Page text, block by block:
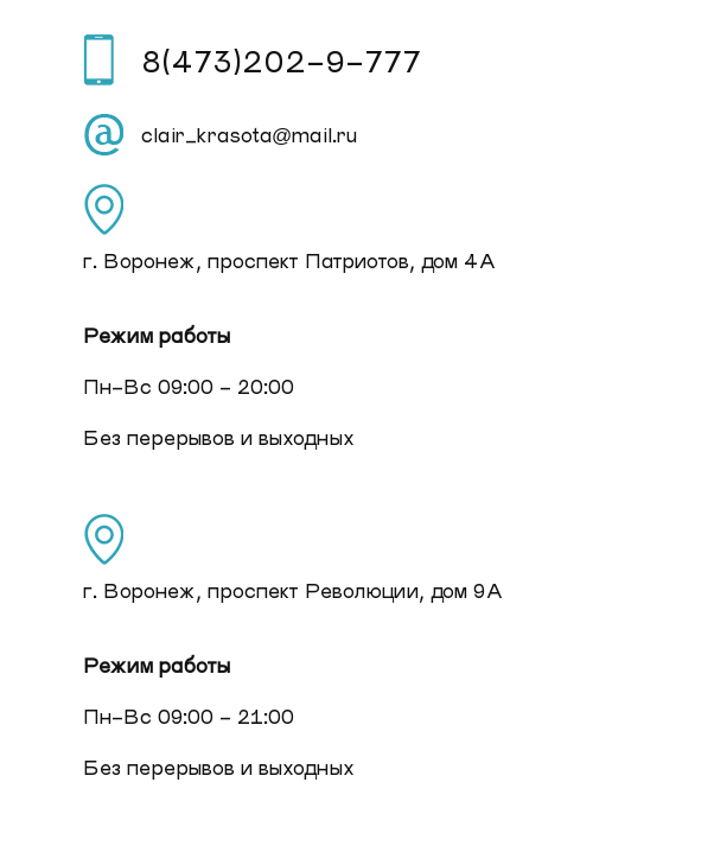
8(473)202-9-777
clair_krasota@mail.ru
г. Воронеж, проспект Патриотов, дом 4А
Режим работы
Пн-Вс 09:00 - 20:00
Без перерывов и выходных
г. Воронеж, проспект Революции, дом 9А
Режим работы
Пн-Вс 09:00 - 21:00
Без перерывов и выходных